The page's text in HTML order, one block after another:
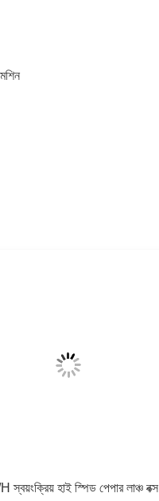
হাই স্পিড পেপার লাঞ্চ বক্স